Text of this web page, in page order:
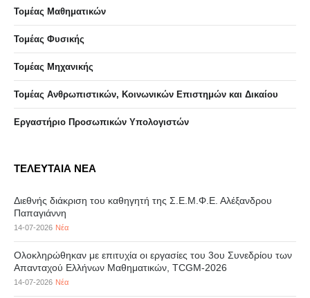
Τομέας Μαθηματικών
Τομέας Φυσικής
Τομέας Μηχανικής
Τομέας Ανθρωπιστικών, Κοινωνικών Επιστημών και Δικαίου
Eργαστήριo Προσωπικών Υπολογιστών
ΤΕΛΕΥΤΑΙΑ ΝΕΑ
Διεθνής διάκριση του καθηγητή της Σ.Ε.Μ.Φ.Ε. Αλέξανδρου
Παπαγιάννη
14-07-2026 Νέα
Ολοκληρώθηκαν με επιτυχία οι εργασίες του 3ου Συνεδρίου των
Απανταχού Ελλήνων Μαθηματικών, TCGM-2026
14-07-2026 Νέα